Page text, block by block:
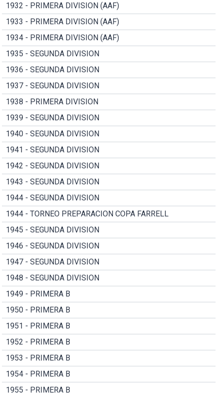
1932 - PRIMERA DIVISION (AAF)
1933 - PRIMERA DIVISION (AAF)
1934 - PRIMERA DIVISION (AAF)
1935 - SEGUNDA DIVISION
1936 - SEGUNDA DIVISION
1937 - SEGUNDA DIVISION
1938 - PRIMERA DIVISION
1939 - SEGUNDA DIVISION
1940 - SEGUNDA DIVISION
1941 - SEGUNDA DIVISION
1942 - SEGUNDA DIVISION
1943 - SEGUNDA DIVISION
1944 - SEGUNDA DIVISION
1944 - TORNEO PREPARACION COPA FARRELL
1945 - SEGUNDA DIVISION
1946 - SEGUNDA DIVISION
1947 - SEGUNDA DIVISION
1948 - SEGUNDA DIVISION
1949 - PRIMERA B
1950 - PRIMERA B
1951 - PRIMERA B
1952 - PRIMERA B
1953 - PRIMERA B
1954 - PRIMERA B
1955 - PRIMERA B